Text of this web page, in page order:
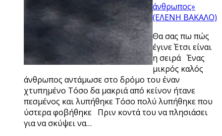
άνθρωπος»
(ΕΛΕΝΗ ΒΑΚΑΛΟ)
Θα σας πω πώς
έγινε Έτσι είναι
η σειρά Ένας
μικρός καλός
άνθρωπος αντάμωσε στο δρόμο του έναν
χτυπημένο Τόσο δα μακριά από κείνον ήτανε
πεσμένος και λυπήθηκε Τόσο πολύ λυπήθηκε που
ύστερα φοβήθηκε Πριν κοντά του να πλησιάσει
για να σκύψει να…